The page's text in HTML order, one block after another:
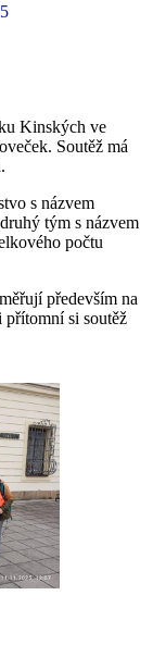
Kinských ve
Soutěž má
s názvem
tým s názvem
počtu
především na
si soutěž